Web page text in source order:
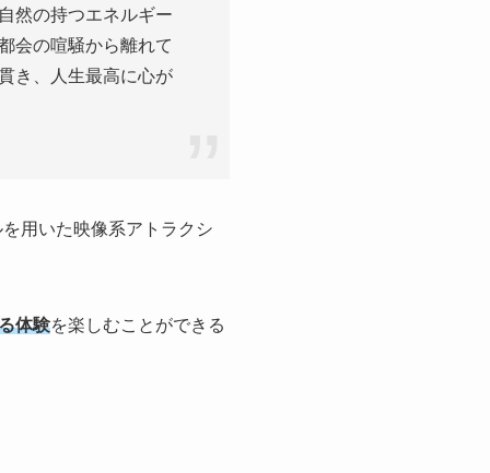
然の持つエネルギー
会の喧騒から離れて
き、人生最高に心が
用いた映像系アトラクシ
体験を楽しむことができる